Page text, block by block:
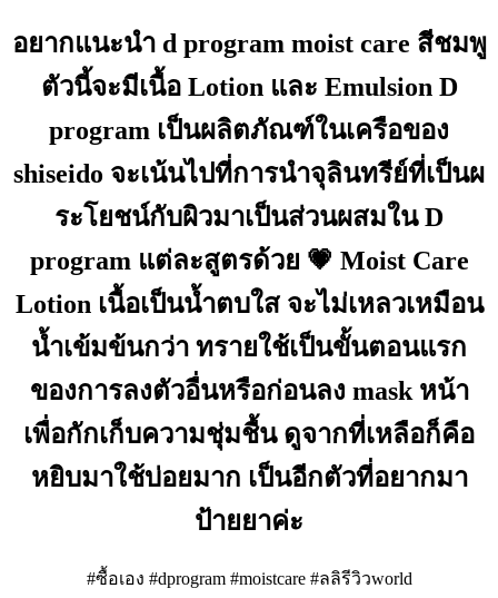
อยากแนะนำ d program moist care สีชมพู
ตัวนี้จะมีเนื้อ Lotion และ Emulsion D
program เป็นผลิตภัณฑ์ในเครือของ
shiseido จะเน้นไปที่การนำจุลินทรีย์ที่เป็นผ
ระโยชน์กับผิวมาเป็นส่วนผสมใน D
program แต่ละสูตรด้วย 💗 Moist Care
Lotion เนื้อเป็นน้ำตบใส จะไม่เหลวเหมือน
น้ำเข้มข้นกว่า ทรายใช้เป็นขั้นตอนแรก
ของการลงตัวอื่นหรือก่อนลง mask หน้า
เพื่อกักเก็บความชุ่มชื้น ดูจากที่เหลือก็คือ
หยิบมาใช้บ่อยมาก เป็นอีกตัวที่อยากมา
ป้ายยาค่ะ
#ซื้อเอง #dprogram #moistcare #ลลิรีวิวworld